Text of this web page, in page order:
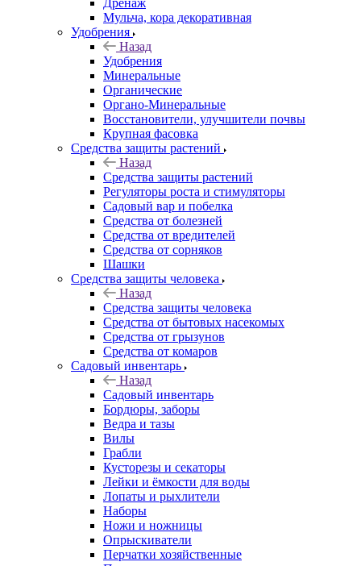
Дренаж
Мульча, кора декоративная
Удобрения
Назад
Удобрения
Минеральные
Органические
Органо-Минеральные
Восстановители, улучшители почвы
Крупная фасовка
Средства защиты растений
Назад
Средства защиты растений
Регуляторы роста и стимуляторы
Садовый вар и побелка
Средства от болезней
Средства от вредителей
Средства от сорняков
Шашки
Средства защиты человека
Назад
Средства защиты человека
Средства от бытовых насекомых
Средства от грызунов
Средства от комаров
Садовый инвентарь
Назад
Садовый инвентарь
Бордюры, заборы
Ведра и тазы
Вилы
Грабли
Кусторезы и секаторы
Лейки и ёмкости для воды
Лопаты и рыхлители
Наборы
Ножи и ножницы
Опрыскиватели
Перчатки хозяйственные